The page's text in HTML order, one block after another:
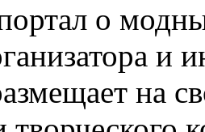
о
на